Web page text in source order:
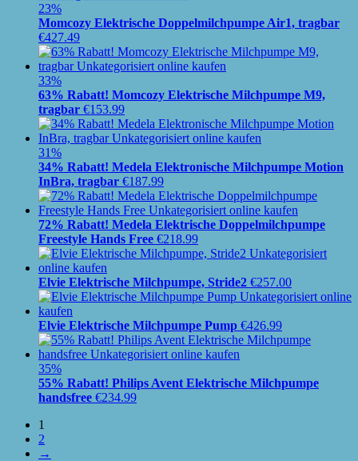
23%
Momcozy Elektrische Doppelmilchpumpe Air1, tragbar
€427.49
33%
63% Rabatt! Momcozy Elektrische Milchpumpe M9,
tragbar €153.99
31%
34% Rabatt! Medela Elektronische Milchpumpe Motion
InBra, tragbar €187.99
72% Rabatt! Medela Elektrische Doppelmilchpumpe
Freestyle Hands Free €218.99
Elvie Elektrische Milchpumpe, Stride2 €257.00
Elvie Elektrische Milchpumpe Pump €426.99
35%
55% Rabatt! Philips Avent Elektrische Milchpumpe
handsfree €234.99
1
2
→